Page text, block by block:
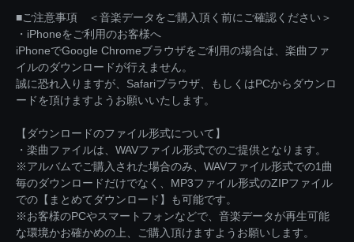
■ご注意事項 ＜音楽データをご購入頂く前にご確認ください＞
・iPhoneをご利用のお客様へ
iPhoneでGoogle Chromeブラウザをご利用の場合は、楽曲ファ
イルのダウンロードが行えません。
誠に恐れ入りますが、Safariブラウザ、もしくはPCからダウンロ
ードを頂けますようお願いいたします。
【ダウンロードのファイル形式について】
・楽曲ファイルは、WAVファイル形式でのご提供となります。
※アルバムでご購入された場合のみ、WAVファイル形式での1曲
毎のダウンロードだけでなく、MP3ファイル形式のZIPファイル
での【まとめてダウンロード】も可能です。
※お客様のPCやスマートフォンなどで、音楽データが再生可能
な環境かお確かめの上、ご購入頂けますようお願いします。